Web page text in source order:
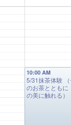
10:00 AM
5/31抹茶体験
のお茶ととも
の美に触れる）